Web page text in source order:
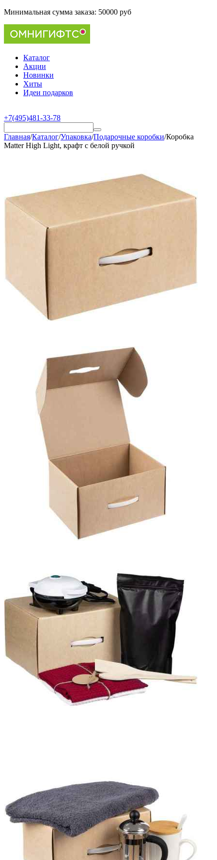
Минимальная сумма заказа: 50000 руб
Каталог
Акции
Новинки
Хиты
Идеи подарков
+7(495)481-33-78
Главная/Каталог/Упаковка/Подарочные коробки/Коробка
Matter High Light, крафт с белой ручкой